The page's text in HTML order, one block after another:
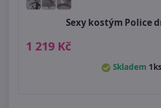
Sexy kostým Police
1 219 Kč
Skladem 1ks